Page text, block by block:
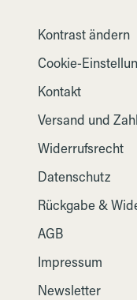
Kontrast ändern
Cookie-
Kontakt
Versand und
Widerrufsrecht
Datenschutz
Rückgabe &
AGB
Impressum
Newsletter